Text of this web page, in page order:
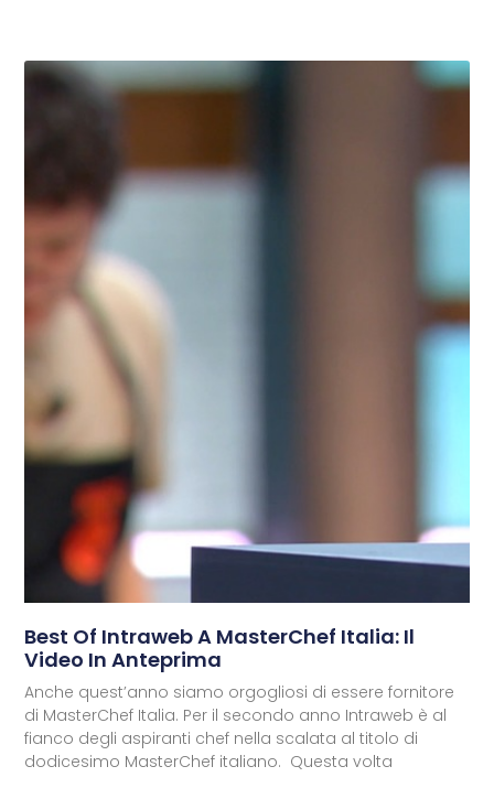
Best Of Intraweb A MasterChef Italia: Il
Video In Anteprima
Anche quest’anno siamo orgogliosi di essere fornitore
di MasterChef Italia. Per il secondo anno Intraweb è al
fianco degli aspiranti chef nella scalata al titolo di
dodicesimo MasterChef italiano. Questa volta